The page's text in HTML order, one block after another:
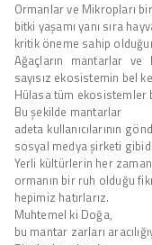
Ormanlar ve Mikropları
bitki yaşamı yanı sıra
kritik öneme sahip
Ağaçların mantarlar ve
sayısız ekosistemin bel
Hülasa tüm ekosistemler
Bu şekilde mantarlar
adeta kullanıcılarının
sosyal medya şirketi
Yerli kültürlerin her zaman
ormanın bir ruh olduğu
hepimiz hatırlarız.
Muhtemel ki Doğa,
bu mantar zarları